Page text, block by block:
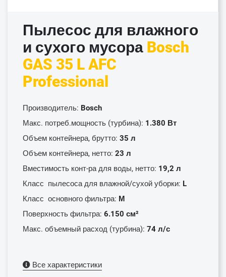
Пылесос для влажного
и сухого мусора Bosch
GAS 35 L AFC
Professional
Производитель: Bosch
Макс. потреб.мощность (турбина): 1.380 Вт
Объем контейнера, брутто: 35 л
Объем контейнера, нетто: 23 л
Вместимость конт-ра для воды, нетто: 19,2 л
Класс пылесоса для влажной/сухой уборки: L
Класс основного фильтра: М
Поверхность фильтра: 6.150 см²
Макс. объемный расход (турбина): 74 л/с
Все характеристики